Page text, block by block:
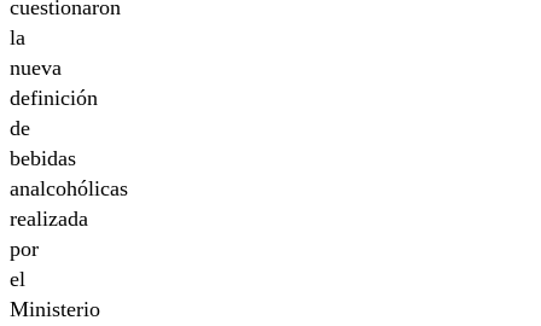
cuestionaron
la
nueva
definición
de
bebidas
analcohólicas
realizada
por
el
Ministerio